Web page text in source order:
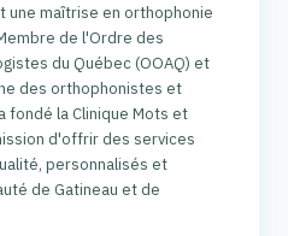
une maîtrise en orthophonie
de l'Ordre des
du Québec (OOAQ) et
des orthophonistes et
fondé la Clinique Mots et
d'offrir des services
personnalisés et
de Gatineau et de